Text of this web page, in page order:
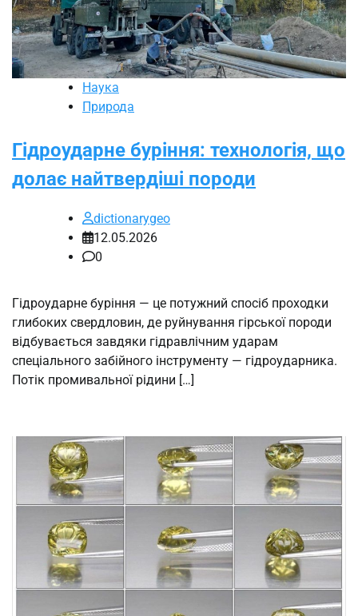
Наука
Природа
Гідроударне буріння: технологія, що
долає найтвердіші породи
dictionarygeo
12.05.2026
0
Гідроударне буріння — це потужний спосіб проходки
глибоких свердловин, де руйнування гірської породи
відбувається завдяки гідравлічним ударам
спеціального забійного інструменту — гідроударника.
Потік промивальної рідини […]